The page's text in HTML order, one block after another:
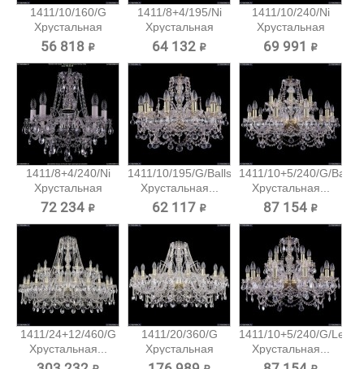
1411/10/160/G
Хрустальная
подвесная...
56 818 ₽
1411/8+4/195/Ni
Хрустальная
подвесная...
64 132 ₽
1411/10/240/Ni
Хрустальная
подвесная...
69 991 ₽
1411/8+4/240/Ni
Хрустальная
подвесная...
72 234 ₽
1411/10/195/G/Balls
Хрустальная...
62 117 ₽
1411/10+5/240/G/Balls
Хрустальная...
87 154 ₽
1411/24+12/460/G
Хрустальная...
1411/20/360/G
Хрустальная
подвесная...
1411/10+5/240/G/Leafs
Хрустальная...